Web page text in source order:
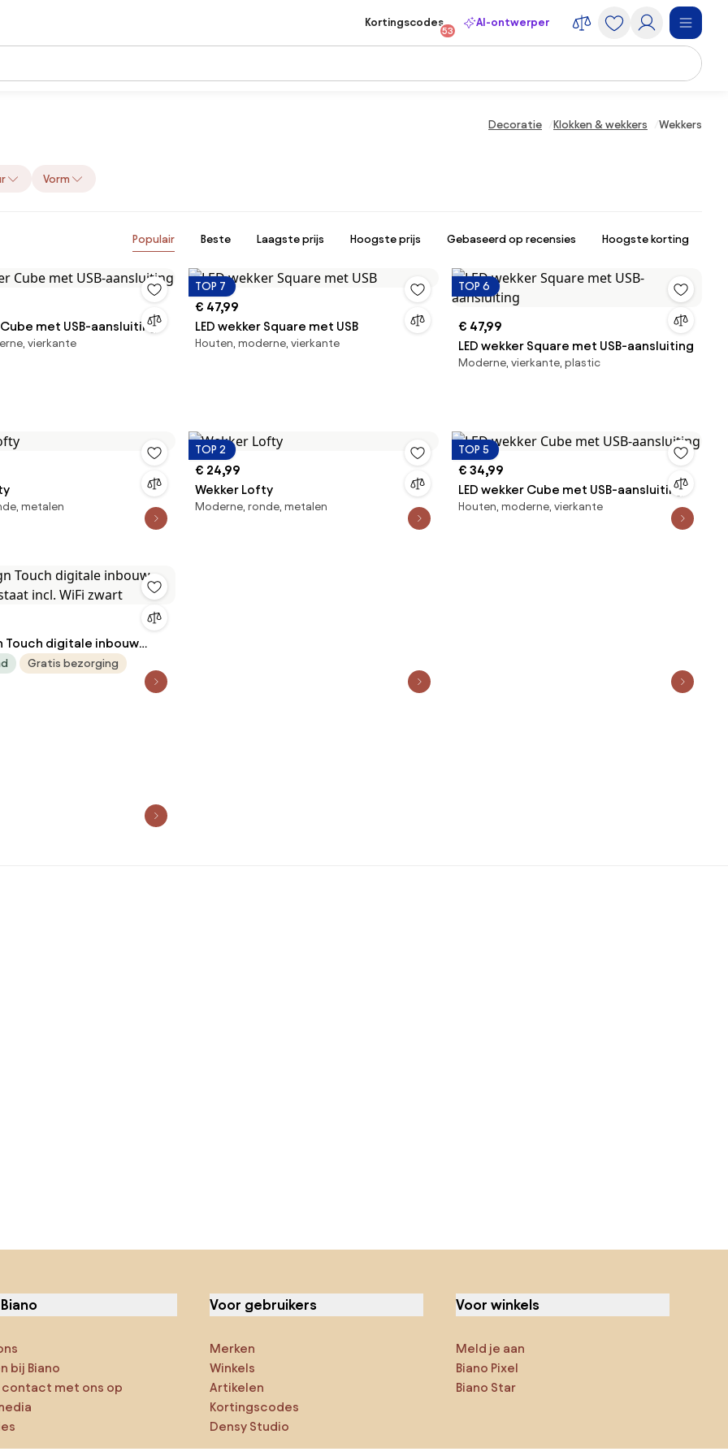
Kortingscodes
53
AI-ontwerper
Decoratie Klokken & wekkers Wekkers
Vorm
Populair Beste Laagste prijs Hoogste prijs Gebaseerd op recensies Hoogste korting
Cube met USB-aansluiting
vierkante
TOP 7
€ 47,99
LED wekker Square met USB
Houten, moderne, vierkante
TOP 6
€ 47,99
LED wekker Square met USB-aansluiting
Moderne, vierkante, plastic
metalen
TOP 2
€ 24,99
Wekker Lofty
Moderne, ronde, metalen
TOP 5
€ 34,99
LED wekker Cube met USB-aansluiting
Houten, moderne, vierkante
Touch digitale inbouw
incl. WiFi zwart
Gratis bezorging
bij Biano
contact met ons op
Voor gebruikers
Merken
Winkels
Artikelen
Kortingscodes
Densy Studio
Voor winkels
Meld je aan
Biano Pixel
Biano Star